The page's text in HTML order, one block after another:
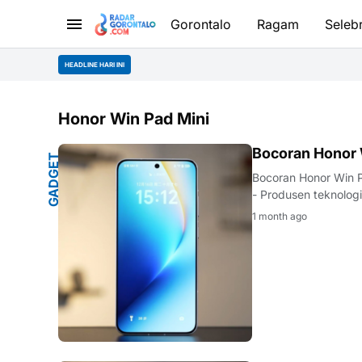
Gorontalo Ragam
HEADLINE HARI INI
Honor Win Pad Mini
G
A
D
G
E
T
T
E
R
B
A
RU Bocoran Honor
Bocoran Honor Win
- Produsen
mengemban…
1 month ago